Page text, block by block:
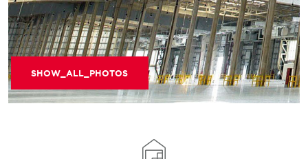
SHOW_ALL_PHOTOS